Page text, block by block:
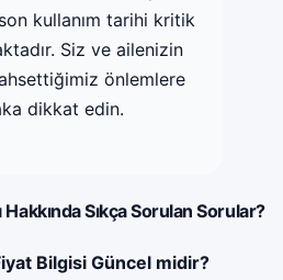
kullanım tarihi kritik
Siz ve ailenizin
önlemlere
dikkat edin.
Sıkça Sorulan Sorular?
Bilgisi Güncel midir?